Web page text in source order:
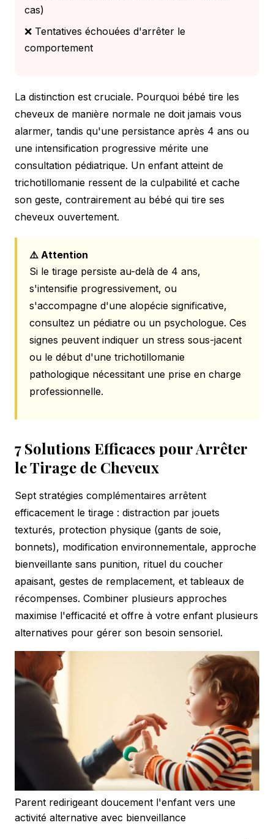
cas)
❌ Tentatives échouées d'arrêter le
comportement
La distinction est cruciale. Pourquoi bébé tire les
cheveux de manière normale ne doit jamais vous
alarmer, tandis qu'une persistance après 4 ans ou
une intensification progressive mérite une
consultation pédiatrique. Un enfant atteint de
trichotillomanie ressent de la culpabilité et cache
son geste, contrairement au bébé qui tire ses
cheveux ouvertement.
⚠️ Attention
Si le tirage persiste au-delà de 4 ans,
s'intensifie progressivement, ou
s'accompagne d'une alopécie significative,
consultez un pédiatre ou un psychologue. Ces
signes peuvent indiquer un stress sous-jacent
ou le début d'une trichotillomanie
pathologique nécessitant une prise en charge
professionnelle.
7 Solutions Efficaces pour Arrêter
le Tirage de Cheveux
Sept stratégies complémentaires arrêtent
efficacement le tirage : distraction par jouets
texturés, protection physique (gants de soie,
bonnets), modification environnementale, approche
bienveillante sans punition, rituel du coucher
apaisant, gestes de remplacement, et tableaux de
récompenses. Combiner plusieurs approches
maximise l'efficacité et offre à votre enfant plusieurs
alternatives pour gérer son besoin sensoriel.
Parent redirigeant doucement l'enfant vers une
activité alternative avec bienveillance